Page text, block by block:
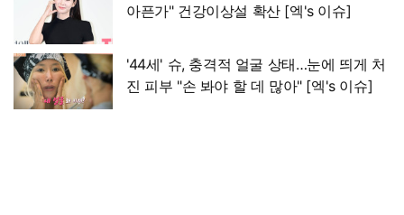
아픈가" 건강이상설 확산 [엑's 이슈]
'44세' 슈, 충격적 얼굴 상태…눈에 띄게 처
진 피부 "손 봐야 할 데 많아" [엑's 이슈]